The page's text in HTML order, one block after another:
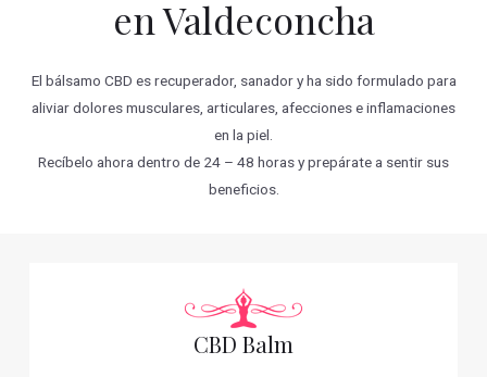
en Valdeconcha
El bálsamo CBD es recuperador, sanador y ha sido formulado para
aliviar dolores musculares, articulares, afecciones e inflamaciones
en la piel.
Recíbelo ahora dentro de 24 – 48 horas y prepárate a sentir sus
beneficios.
CBD Balm